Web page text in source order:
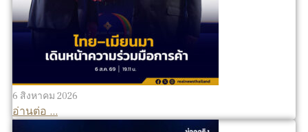
6 สิงหาคม 2026
อ่านต่อ ...